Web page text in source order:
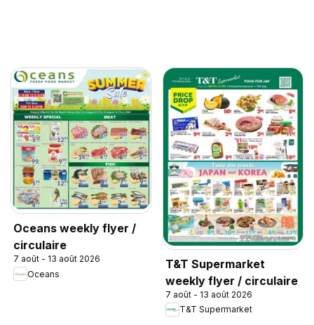
Oceans weekly flyer /
circulaire
7 août - 13 août 2026
Oceans
T&T Supermarket
weekly flyer / circulaire
7 août - 13 août 2026
T&T Supermarket